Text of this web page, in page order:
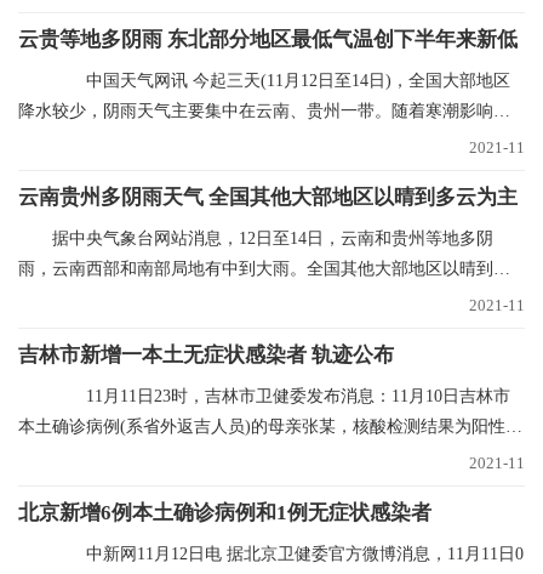
云贵等地多阴雨 东北部分地区最低气温创下半年来新低
中国天气网讯 今起三天(11月12日至14日)，全国大部地区
降水较少，阴雨天气主要集中在云南、贵州一带。随着寒潮影响结
2021-11
云南贵州多阴雨天气 全国其他大部地区以晴到多云为主
据中央气象台网站消息，12日至14日，云南和贵州等地多阴
雨，云南西部和南部局地有中到大雨。全国其他大部地区以晴到多
2021-11
吉林市新增一本土无症状感染者 轨迹公布
11月11日23时，吉林市卫健委发布消息：11月10日吉林市
本土确诊病例(系省外返吉人员)的母亲张某，核酸检测结果为阳性，
2021-11
北京新增6例本土确诊病例和1例无症状感染者
中新网11月12日电 据北京卫健委官方微博消息，11月11日0